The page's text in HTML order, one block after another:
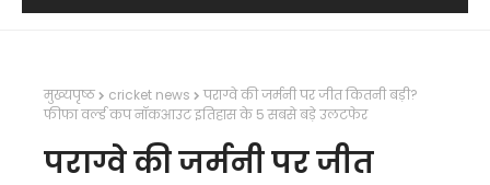
मुख्यपृष्ठ cricket news
पराग्वे की जर्मनी पर जीत कितनी बड़ी?
फीफा वर्ल्ड कप नॉकआउट इतिहास के 5 सबसे बड़े उलटफेर
पराग्वे की जर्मनी पर जीत